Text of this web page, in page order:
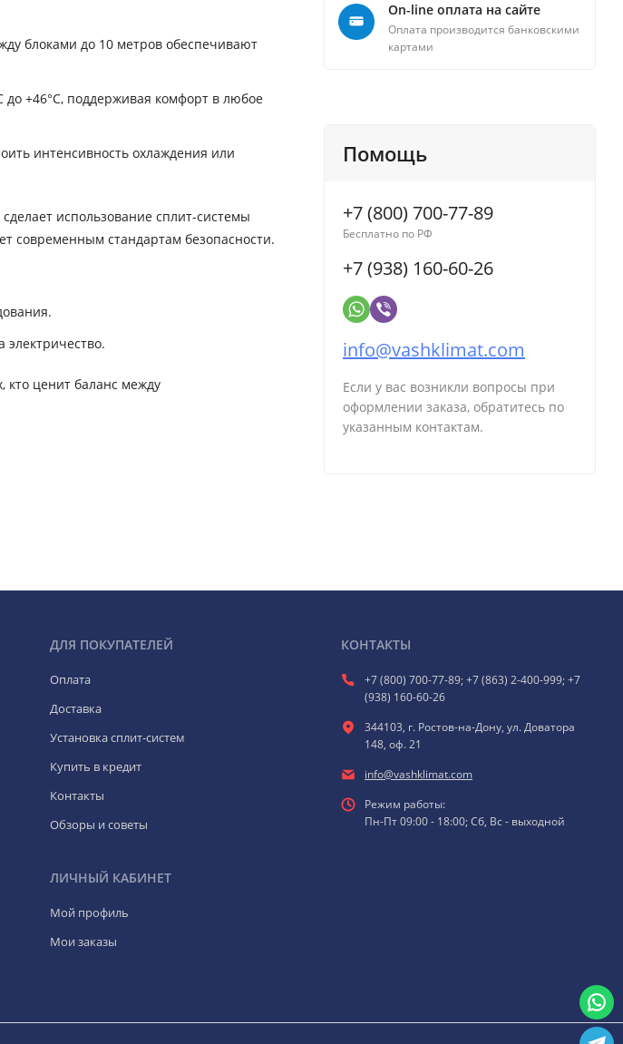
блоками до 10 метров обеспечивают
+46°C, поддерживая комфорт в любое
интенсивность охлаждения или
использование сплит-системы
современным стандартам безопасности.
кто ценит баланс между
On-line оплата на сайте
Оплата производится банковскими
картами
Помощь
+7 (800) 700-77-89
Бесплатно по РФ
+7 (938) 160-60-26
info@vashklimat.com
Если у вас возникли вопросы при
оформлении заказа, обратитесь по
указанным контактам.
ДЛЯ ПОКУПАТЕЛЕЙ
Оплата
Доставка
Установка сплит-систем
Купить в кредит
Контакты
Обзоры и советы
ЛИЧНЫЙ КАБИНЕТ
Мой профиль
Мои заказы
КОНТАКТЫ
+7 (800) 700-77-89; +7 (863) 2-400-999; +7
(938) 160-60-26
344103, г. Ростов-на-Дону, ул. Доватора
148, оф. 21
info@vashklimat.com
Режим работы:
Пн-Пт 09:00 - 18:00; Сб, Вс - выходной